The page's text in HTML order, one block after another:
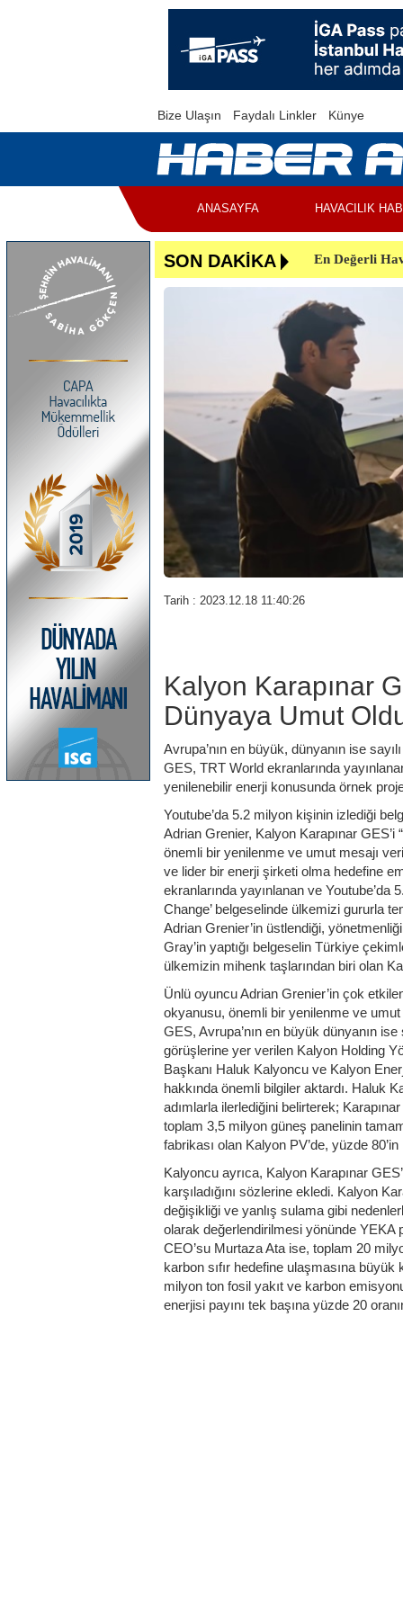
Bize Ulaşın Faydalı Linkler Künye
ANASAYFA HAVACILIK
SON DAKİKA
En Değerli
Uçuşlar
Yunanistan’da
Tarih : 2023.12.18 11:40:26
Kalyon Karapınar
Dünyaya Umut
Avrupa’nın en büyük, dünyanın ise
GES, TRT World ekranlarında
yenilenebilir enerji konusunda örnek
Youtube’da 5.2 milyon kişinin izlediği
Adrian Grenier, Kalyon Karapınar
önemli bir yenilenme ve umut mesajı
ve lider bir enerji şirketi olma hedefine
ekranlarında yayınlanan ve
Change’ belgeselinde ülkemizi gururla
Adrian Grenier’in üstlendiği,
Gray’in yaptığı belgeselin Türkiye
ülkemizin mihenk taşlarından biri olan
Ünlü oyuncu Adrian Grenier’in çok
okyanusu, önemli bir yenilenme ve umut
GES, Avrupa’nın en büyük dünyanın
görüşlerine yer verilen Kalyon Holding
Başkanı Haluk Kalyoncu ve Kalyon
hakkında önemli bilgiler aktardı. Haluk
adımlarla ilerlediğini belirterek;
toplam 3,5 milyon güneş panelinin
fabrikası olan Kalyon PV’de, yüzde
Kalyoncu ayrıca, Kalyon Karapınar
karşıladığını sözlerine ekledi. Kalyon
değişikliği ve yanlış sulama gibi
olarak değerlendirilmesi yönünde YEKA
CEO’su Murtaza Ata ise, toplam 20
karbon sıfır hedefine ulaşmasına büyük
milyon ton fosil yakıt ve karbon
enerjisi payını tek başına yüzde 20